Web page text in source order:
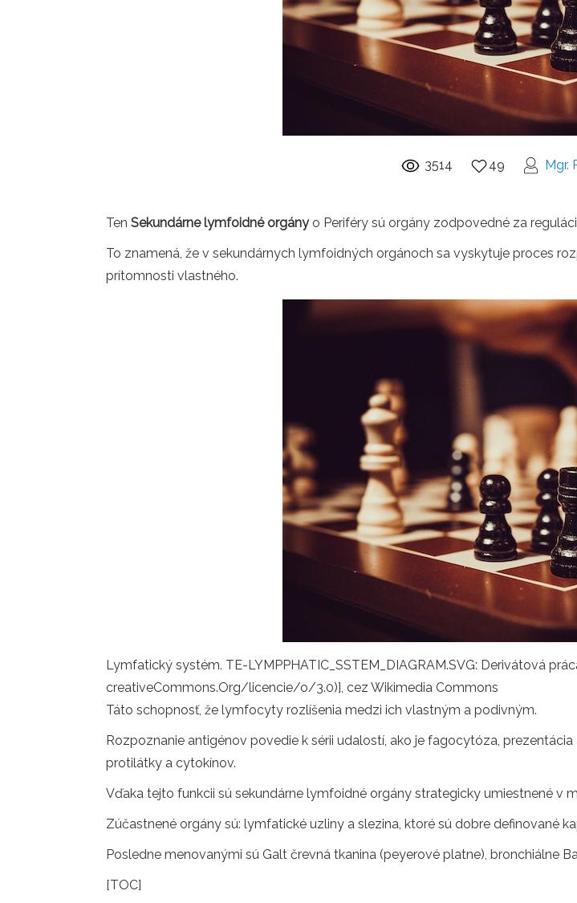
3514 49 Mgr.
Ten Sekundárne lymfoidné orgányo Periféry sú orgány zodpovedné za
To znamená, že v sekundárnych lymfoidných orgánoch sa vyskytuje proces
prítomnosti vlastného.
Lymfatický systém. TE-LYMPPHATIC_SSTEM_DIAGRAM.SVG: Derivátová
creativeCommons.Org/licencie/o/3.0)], cez Wikimedia Commons
Táto schopnosť, že lymfocyty rozlíšenia medzi ich vlastným a podivným.
Rozpoznanie antigénov povedie k sérii udalostí, ako je fagocytóza,
protilátky a cytokínov.
Vďaka tejto funkcii sú sekundárne lymfoidné orgány strategicky umiestnené v
Zúčastnené orgány sú: lymfatické uzliny a slezina, ktoré sú dobre definované
Posledne menovanými sú Galt črevná tkanina (peyerové platne), bronchiálne
[TOC]